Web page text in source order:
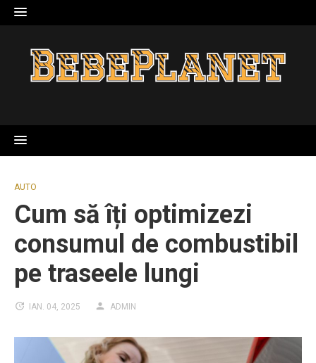
Skip
to
AUTO
Cum să îți optimizezi
consumul de combustibil
pe traseele lungi
IAN. 04, 2025 ADMIN